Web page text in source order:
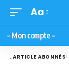
Aa
– Mon compte –
. ARTICLE ABONNÉS